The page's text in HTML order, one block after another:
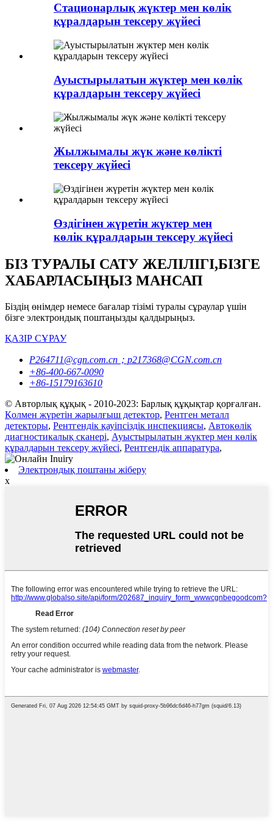
Стационарлық жүктер мен көлік
құралдарын тексеру жүйесі
Ауыстырылатын жүктер мен көлік
құралдарын тексеру жүйесі
Жылжымалы жүк және көлікті
тексеру жүйесі
Өздігінен жүретін жүктер мен
көлік құралдарын тексеру жүйесі
БІЗ ТУРАЛЫ САТУ ЖЕЛІЛІГІ,БІЗГЕ
ХАБАРЛАСЫҢЫЗ МАНСАП
Біздің өнімдер немесе бағалар тізімі туралы сұраулар үшін
бізге электрондық поштаңызды қалдырыңыз.
ҚАЗІР СҰРАУ
P264711@cgn.com.cn；p217368@CGN.com.cn
+86-400-667-0090
+86-15179163610
© Авторлық құқық - 2010-2023: Барлық құқықтар қорғалған.
Қолмен жүретін жарылғыш детектор, Рентген металл
детекторы, Рентгендік қауіпсіздік инспекциясы, Автокөлік
диагностикалық сканері, Ауыстырылатын жүктер мен көлік
құралдарын тексеру жүйесі, Рентгендік аппаратура,
Электрондық поштаны жіберу
x